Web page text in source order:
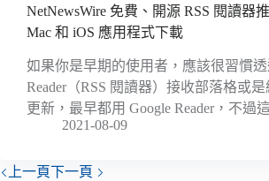
NetNewsWire 免費、開源 RSS 閱讀器
Mac 和 iOS 應用程式下載
如果你是早期的使用者，應該很習慣透
Reader（RSS 閱讀器）接收部落格或
更新，最早都用 Google Reader，不過
2021-08-09
上一頁下一頁